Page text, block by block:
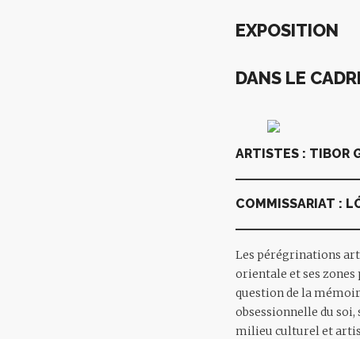
EXPOSITION
DANS LE
ARTISTES : TIBOR
COMMISSARIAT :
Les pérégrinations
orientale et ses
question de la
obsessionnelle du
milieu culturel et